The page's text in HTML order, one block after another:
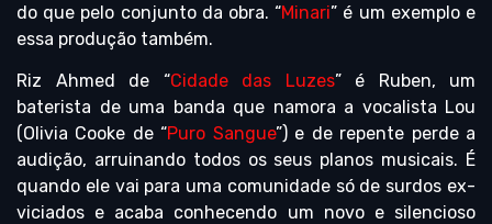
do que pelo conjunto da obra. “Minari” é um exemplo e
essa produção também.
Riz Ahmed de “Cidade das Luzes” é Ruben, um
baterista de uma banda que namora a vocalista Lou
(Olivia Cooke de “Puro Sangue”) e de repente perde a
audição, arruinando todos os seus planos musicais. É
quando ele vai para uma comunidade só de surdos ex-
viciados e acaba conhecendo um novo e silencioso